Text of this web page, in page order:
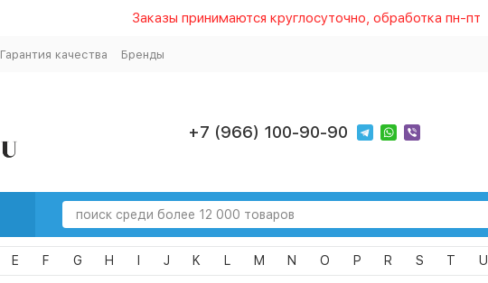
Заказы принимаются круглосуточно, обработка пн-пт
Гарантия качества Бренды
+7 (966) 100-90-90
E F G H J K L M N O P R S T U